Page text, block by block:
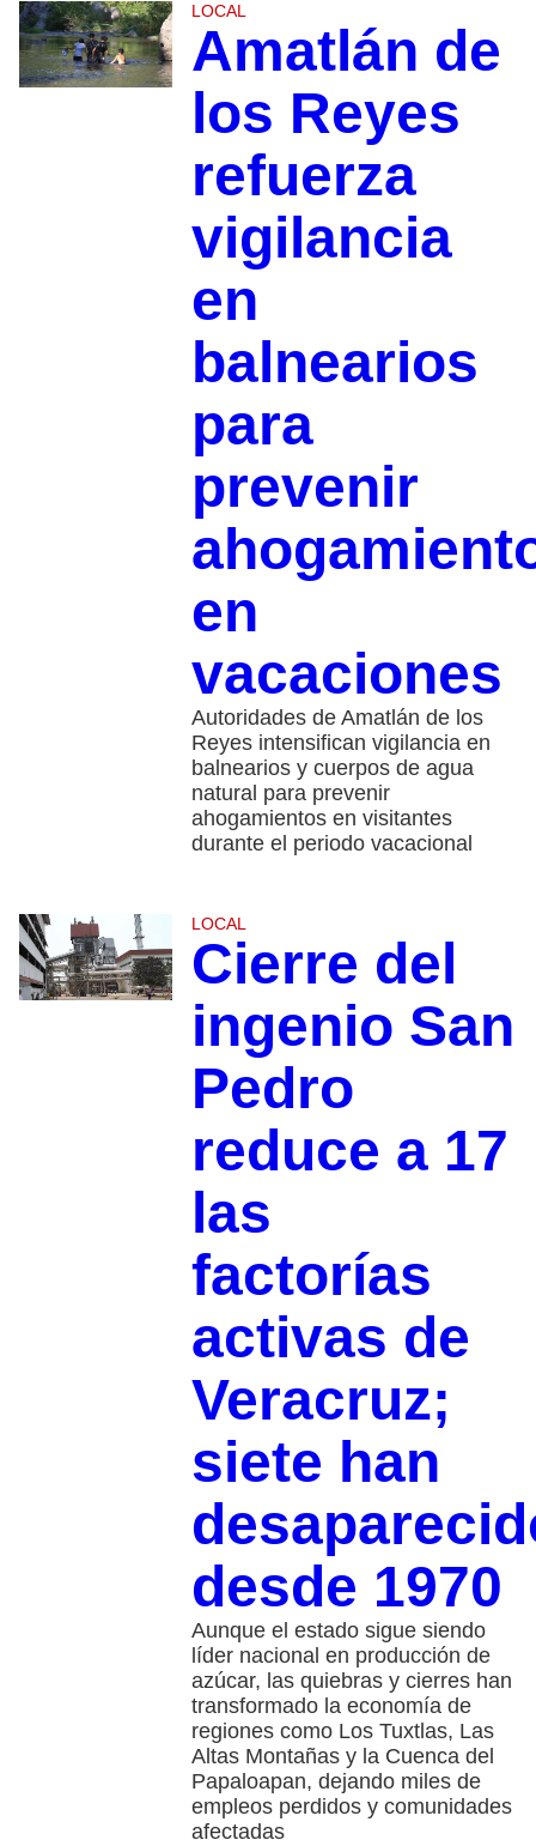
LOCAL
Amatlán de
los Reyes
refuerza
vigilancia
en
balnearios
para
prevenir
en
vacaciones
Autoridades de Amatlán de los
Reyes intensifican vigilancia en
balnearios y cuerpos de agua
natural para prevenir
ahogamientos en visitantes
durante el periodo vacacional
LOCAL
Cierre del
ingenio San
Pedro
reduce a 17
las
factorías
activas de
Veracruz;
siete han
desde 1970
Aunque el estado sigue siendo
líder nacional en producción de
azúcar, las quiebras y cierres han
transformado la economía de
regiones como Los Tuxtlas, Las
Altas Montañas y la Cuenca del
Papaloapan, dejando miles de
empleos perdidos y comunidades
afectadas